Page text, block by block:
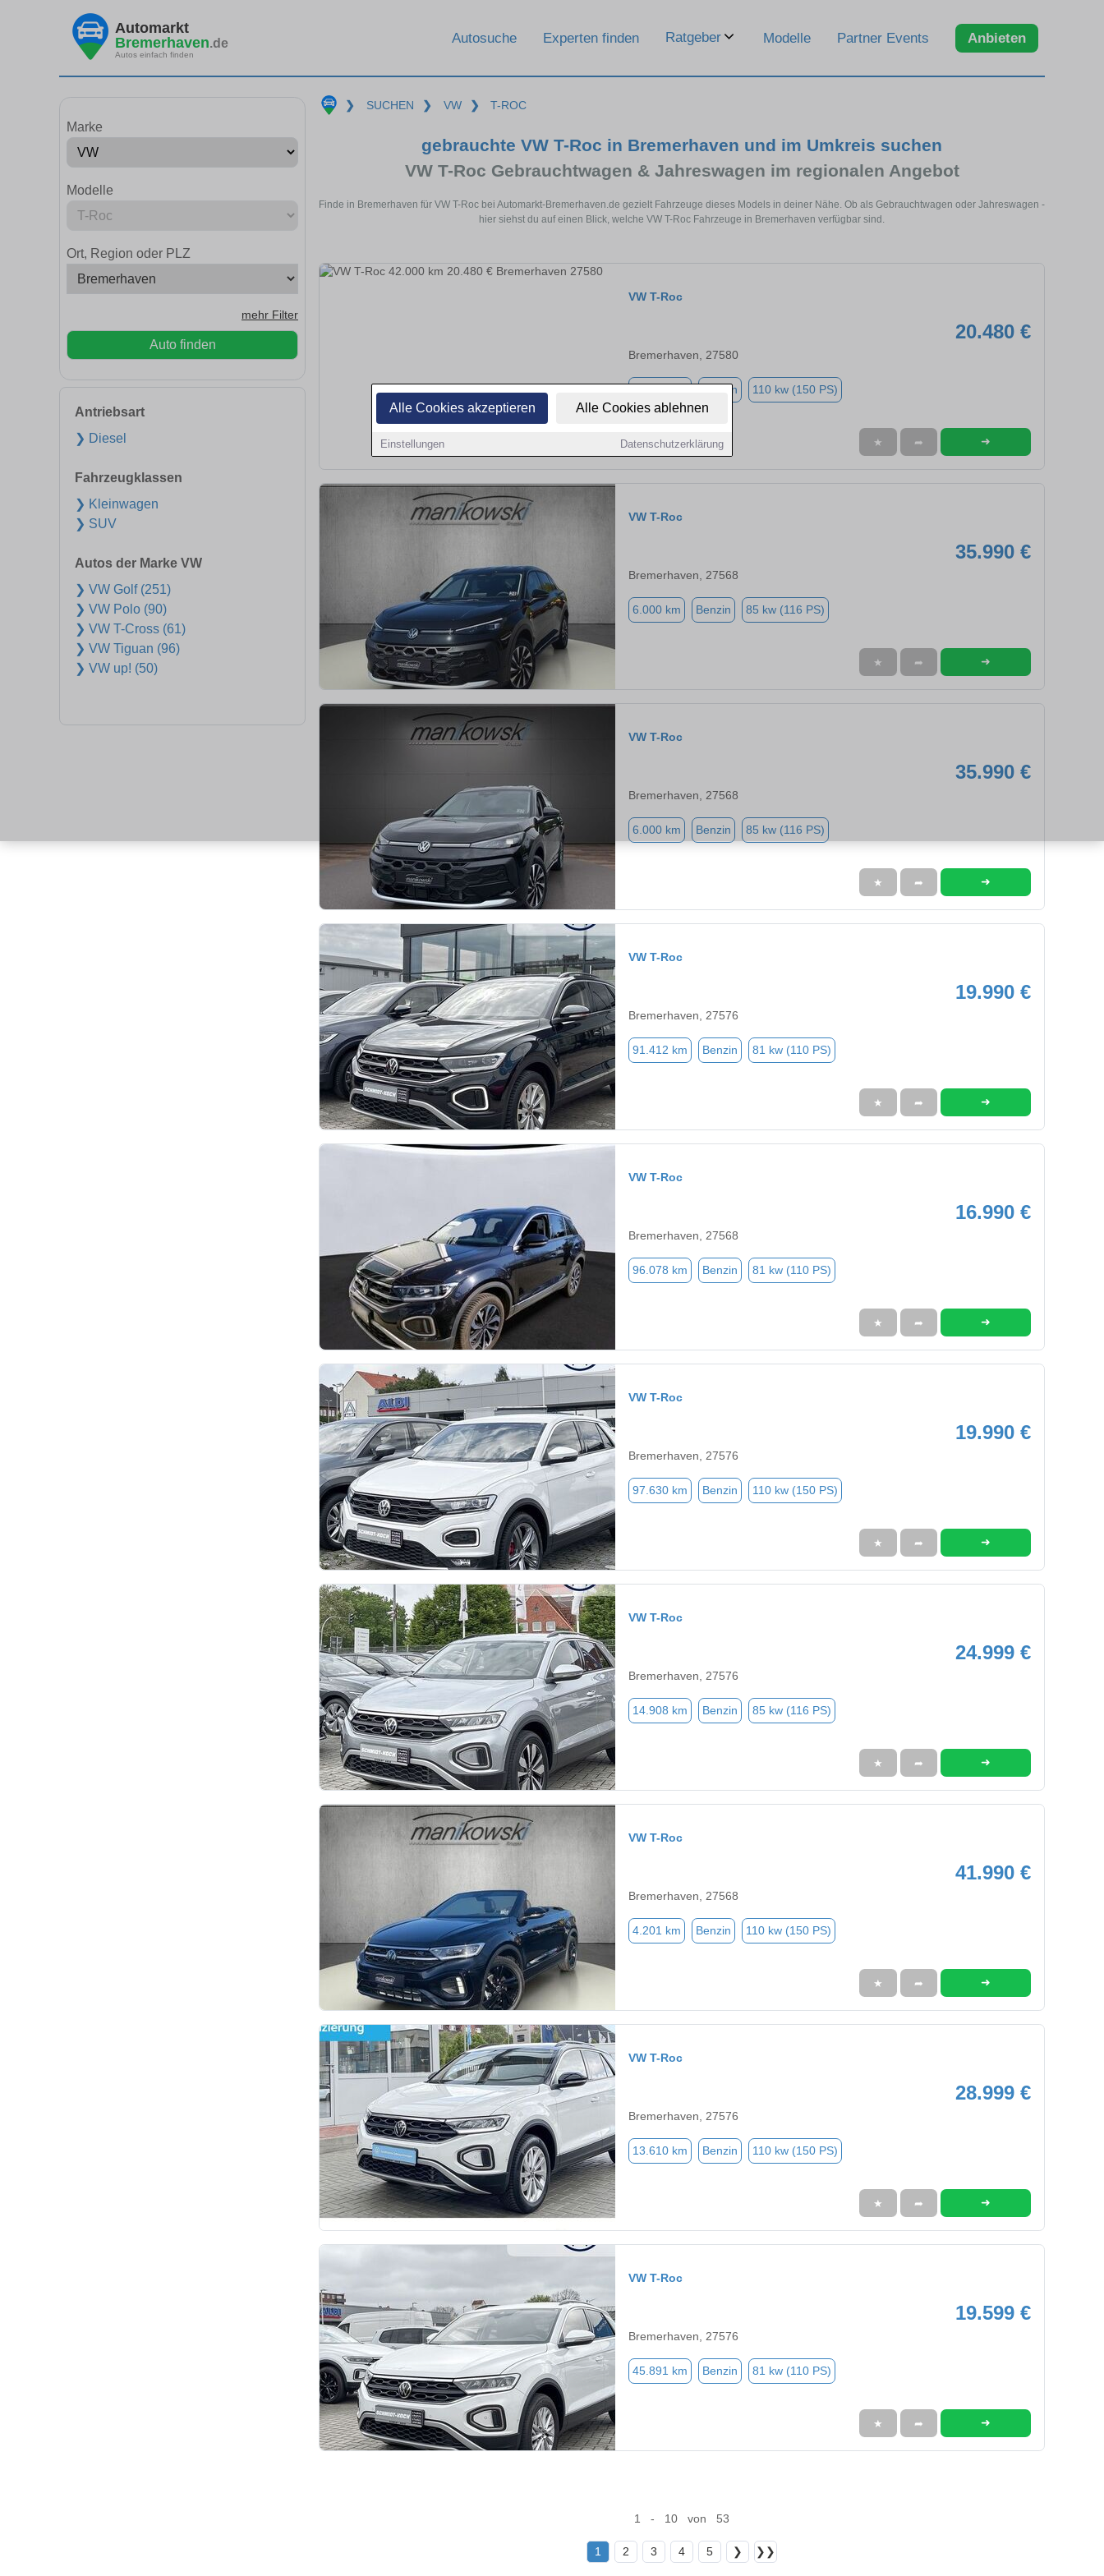
Alle Cookies akzeptieren Alle Cookies ablehnen
Einstellungen Datenschutzerklärung
Automarkt
Bremerhaven.de
Autos einfach finden
Autosuche Experten finden Ratgeber Modelle Partner Events Anbieten
Marke
Modelle
Ort, Region oder PLZ
mehr Filter
Auto finden
Antriebsart
❯ Diesel
Fahrzeugklassen
❯ Kleinwagen
❯ SUV
Autos der Marke VW
❯ VW Golf (251)
❯ VW Polo (90)
❯ VW T-Cross (61)
❯ VW Tiguan (96)
❯ VW up! (50)
❯ SUCHEN ❯ VW ❯ T-ROC
gebrauchte VW T-Roc in Bremerhaven und im Umkreis suchen
VW T-Roc Gebrauchtwagen & Jahreswagen im regionalen Angebot
Finde in Bremerhaven für VW T-Roc bei Automarkt-Bremerhaven.de gezielt Fahrzeuge dieses Models in deiner Nähe. Ob als Gebrauchtwagen oder Jahreswagen -
hier siehst du auf einen Blick, welche VW T-Roc Fahrzeuge in Bremerhaven verfügbar sind.
VW T-Roc
20.480 €
Bremerhaven, 27580
Benzin 110 kw (150 PS)
★ ➦ ➜
VW T-Roc
35.990 €
Bremerhaven, 27568
6.000 km Benzin 85 kw (116 PS)
★ ➦ ➜
VW T-Roc
35.990 €
Bremerhaven, 27568
6.000 km Benzin 85 kw (116 PS)
★ ➦ ➜
VW T-Roc
19.990 €
Bremerhaven, 27576
91.412 km Benzin 81 kw (110 PS)
★ ➦ ➜
VW T-Roc
16.990 €
Bremerhaven, 27568
96.078 km Benzin 81 kw (110 PS)
★ ➦ ➜
VW T-Roc
19.990 €
Bremerhaven, 27576
97.630 km Benzin 110 kw (150 PS)
★ ➦ ➜
VW T-Roc
24.999 €
Bremerhaven, 27576
14.908 km Benzin 85 kw (116 PS)
★ ➦ ➜
VW T-Roc
41.990 €
Bremerhaven, 27568
4.201 km Benzin 110 kw (150 PS)
★ ➦ ➜
VW T-Roc
28.999 €
Bremerhaven, 27576
13.610 km Benzin 110 kw (150 PS)
★ ➦ ➜
VW T-Roc
19.599 €
Bremerhaven, 27576
45.891 km Benzin 81 kw (110 PS)
★ ➦ ➜
1 - 10 von 53
1 2 3 4 5 ❯ ❯❯